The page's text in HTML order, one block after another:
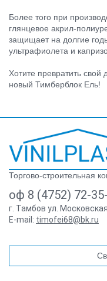
Более того при
глянцевое акрил-
защищает на долгие
ультрафиолета и
Хотите превратить
новый Тимберблок Ель!
Торгово-строительная
оф 8 (4752) 72-
г. Тамбов ул.
E-mail: timofei68@bk.ru